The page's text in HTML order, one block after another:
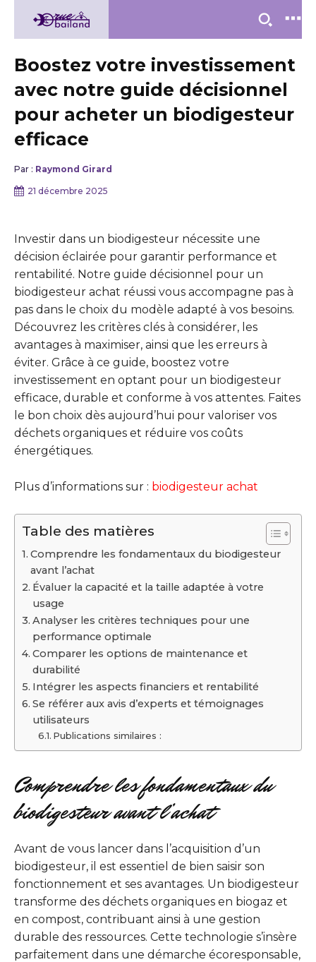
Boostez votre investissement
avec notre guide décisionnel
pour acheter un biodigesteur
efficace
Par : Raymond Girard
21 décembre 2025
Investir dans un biodigesteur nécessite une
décision éclairée pour garantir performance et
rentabilité. Notre guide décisionnel pour un
biodigesteur achat réussi vous accompagne pas à
pas dans le choix du modèle adapté à vos besoins.
Découvrez les critères clés à considérer, les
avantages à maximiser, ainsi que les erreurs à
éviter. Grâce à ce guide, boostez votre
investissement en optant pour un biodigesteur
efficace, durable et conforme à vos attentes. Faites
le bon choix dès aujourd’hui pour valoriser vos
déchets organiques et réduire vos coûts
énergétiques.
Plus d’informations sur : biodigesteur achat
Table des matières
Comprendre les fondamentaux du biodigesteur
avant l’achat
Évaluer la capacité et la taille adaptée à votre
usage
Analyser les critères techniques pour une
performance optimale
Comparer les options de maintenance et
durabilité
Intégrer les aspects financiers et rentabilité
Se référer aux avis d’experts et témoignages
utilisateurs
Publications similaires :
Comprendre les fondamentaux du
biodigesteur avant l’achat
Avant de vous lancer dans l’acquisition d’un
biodigesteur, il est essentiel de bien saisir son
fonctionnement et ses avantages. Un biodigesteur
transforme des déchets organiques en biogaz et
en compost, contribuant ainsi à une gestion
durable des ressources. Cette technologie s’insère
parfaitement dans une démarche écoresponsable,